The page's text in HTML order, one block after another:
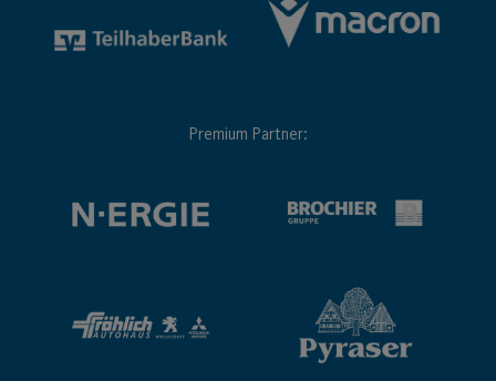
Premium Partner: